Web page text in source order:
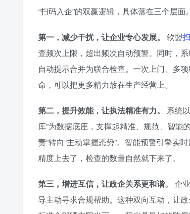
“扫码入企”的双赢逻辑，具体落在三个层面。
第一，减少干扰，让企业专心发展。 软盟
查频次上限，超出频次自动预警。同时，
自动提示合并为联合检查。一次上门、多
命，可以把更多精力放在生产经营上。
第二，提升效能，让执法精准有力。
系统
库”为数据底座，支撑起精准、规范、智能
责”转向“主动掌握态势”。智能预警引擎实
精度上去了，检查的数量自然就下来了。
第三，增进互信，让政企关系更和谐。
企
导主动寻求合规帮助。这种双向互动，让政